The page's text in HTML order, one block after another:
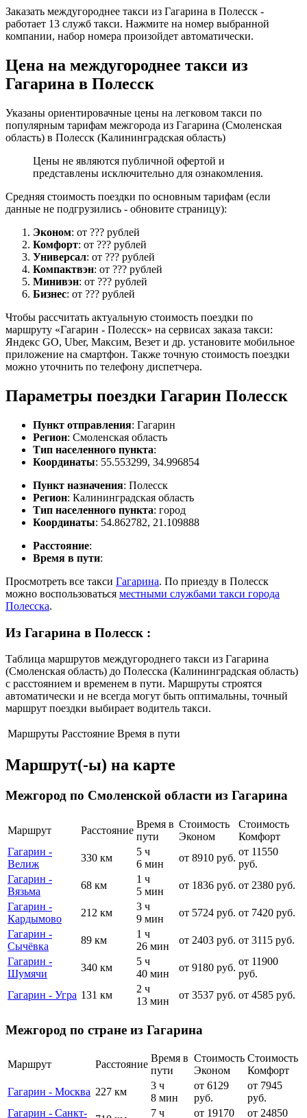
Заказать междугороднее такси из Гагарина в Полесск -
работает 13 служб такси. Нажмите на номер выбранной
компании, набор номера произойдет автоматически.
Цена на междугороднее такси из
Гагарина в Полесск
Указаны ориентировачные цены на легковом такси по
популярным тарифам межгорода из Гагарина (Смоленская
область) в Полесск (Калининградская область)
Цены не являются публичной офертой и
представлены исключительно для ознакомления.
Средняя стоимость поездки по основным тарифам (если
данные не подгрузились - обновите страницу):
Эконом: от ??? рублей
Комфорт: от ??? рублей
Универсал: от ??? рублей
Компактвэн: от ??? рублей
Минивэн: от ??? рублей
Бизнес: от ??? рублей
Чтобы рассчитать актуальную стоимость поездки по
маршруту «Гагарин - Полесск» на сервисах заказа такси:
Яндекс GO, Uber, Максим, Везет и др. установите мобильное
приложение на смартфон. Также точную стоимость поездки
можно уточнить по телефону диспетчера.
Параметры поездки Гагарин Полесск
Пункт отправления: Гагарин
Регион: Смоленская область
Тип населенного пункта:
Координаты: 55.553299, 34.996854
Пункт назначения: Полесск
Регион: Калининградская область
Тип населенного пункта: город
Координаты: 54.862782, 21.109888
Расстояние:
Время в пути:
Просмотреть все такси Гагарина. По приезду в Полесск
можно воспользоваться местными службами такси города
Полесска.
Из Гагарина в Полесск :
Таблица маршрутов междугороднего такси из Гагарина
(Смоленская область) до Полесска (Калининградская область)
с расстоянием и временем в пути. Маршруты строятся
автоматически и не всегда могут быть оптимальны, точный
маршрут поездки выбирает водитель такси.
Маршруты Расстояние Время в пути
Маршрут(-ы) на карте
Межгород по Смоленской области из Гагарина
Маршрут Расстояние
Время в
пути
Стоимость
Эконом
Стоимость
Комфорт
Гагарин -
Велиж
330 км
5 ч
6 мин
от 8910 руб.
от 11550
руб.
Гагарин -
Вязьма
68 км
1 ч
5 мин
от 1836 руб. от 2380 руб.
Гагарин -
Кардымово
212 км
3 ч
9 мин
от 5724 руб. от 7420 руб.
Гагарин -
Сычёвка
89 км
1 ч
26 мин
от 2403 руб. от 3115 руб.
Гагарин -
Шумячи
340 км
5 ч
40 мин
от 9180 руб.
от 11900
руб.
Гагарин - Угра 131 км
2 ч
13 мин
от 3537 руб. от 4585 руб.
Межгород по стране из Гагарина
Маршрут Расстояние
Время в
пути
Стоимость
Эконом
Стоимость
Комфорт
Гагарин - Москва 227 км
3 ч
8 мин
от 6129
руб.
от 7945
руб.
Гагарин - Санкт-
7 ч
от 19170
от 24850